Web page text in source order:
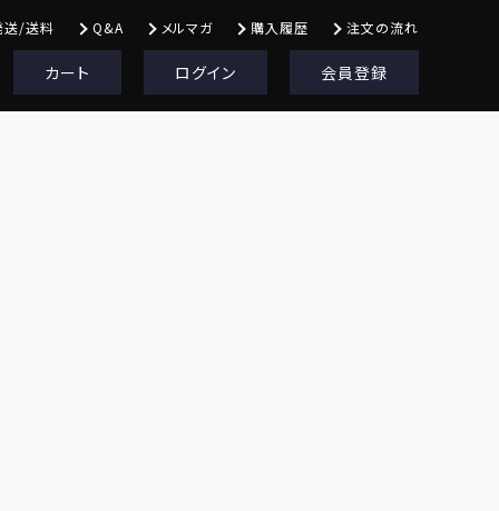
送/送料 Q&A メルマガ 購入履歴 注文の流れ
カート ログイン 会員登録